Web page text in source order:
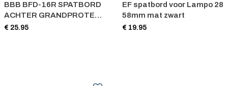
BBB BFD-16R SPATBORD
ACHTER GRANDPROTECT
MTB ZWART
€ 25.95
EF spatbord voor Lampo 28
58mm mat zwart
€ 19.95